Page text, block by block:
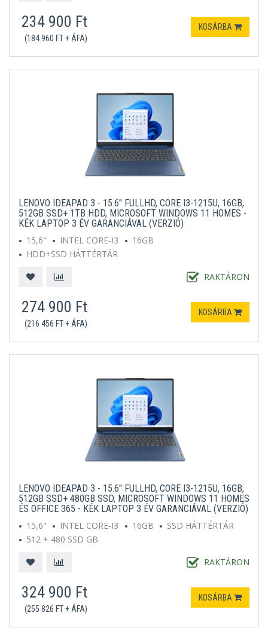
234 900 Ft
(184 960 FT + ÁFA)
KOSÁRBA
LENOVO IDEAPAD 3 - 15.6" FULLHD, CORE I3-1215U, 16GB,
512GB SSD+ 1TB HDD, MICROSOFT WINDOWS 11 HOMES -
KÉK LAPTOP 3 ÉV GARANCIÁVAL (VERZIÓ)
15,6"
INTEL CORE-I3
16GB
HDD+SSD HÁTTÉRTÁR
RAKTÁRON
274 900 Ft
(216 456 FT + ÁFA)
KOSÁRBA
LENOVO IDEAPAD 3 - 15.6" FULLHD, CORE I3-1215U, 16GB,
512GB SSD+ 480GB SSD, MICROSOFT WINDOWS 11 HOMES
ÉS OFFICE 365 - KÉK LAPTOP 3 ÉV GARANCIÁVAL (VERZIÓ)
15,6"
INTEL CORE-I3 16GB
SSD HÁTTÉRTÁR
512 + 480 SSD GB
RAKTÁRON
324 900 Ft
(255 826 FT + ÁFA)
KOSÁRBA